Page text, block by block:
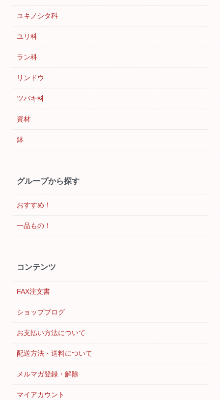
ユキノシタ科
ユリ科
ラン科
リンドウ
ツバキ科
資材
鉢
グループから探す
おすすめ！
一品もの！
コンテンツ
FAX注文書
ショップブログ
お支払い方法について
配送方法・送料について
メルマガ登録・解除
マイアカウント